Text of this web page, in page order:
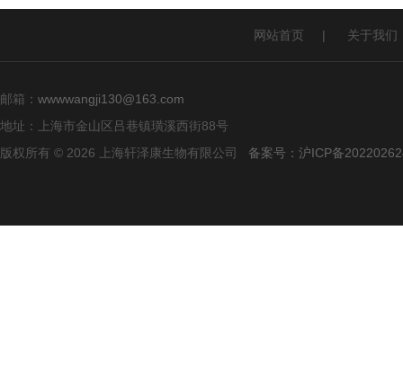
网站首页 | 关于我们
邮箱： wwwwangji130@163.com
地址：上海市金山区吕巷镇璜溪西街88号
版权所有 © 2026 上海轩泽康生物有限公司 备案号：沪ICP备